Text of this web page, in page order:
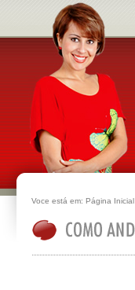
Voce está em: Página Inicial